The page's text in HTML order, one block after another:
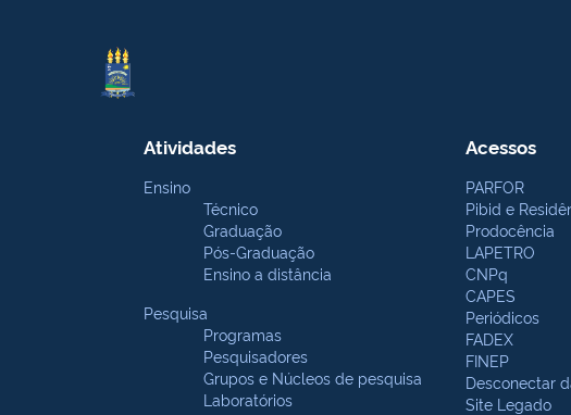
Atividades
Ensino
Técnico
Graduação
Pós-Graduação
Ensino a distância
Pesquisa
Programas
Pesquisadores
Grupos e Núcleos de pesquisa
Laboratórios
Acessos
PARFOR
Pibid e
Prodocência
LAPETRO
CNPq
CAPES
Periódicos
FADEX
FINEP
Desconectar
Site Legado